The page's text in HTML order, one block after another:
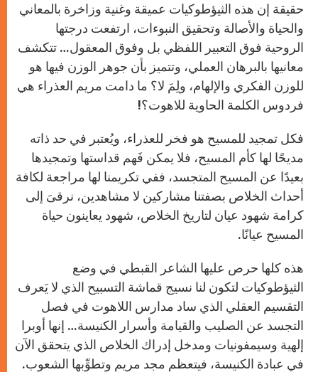
حقيقة إن هذه الثيؤطوكيات عميقة وغنية وزاخرة بالمعاني
والحياة والأصالة وتحقيق النبوءات، ارتفعت درجتها
الروحية فوق التعبير اللفظي بل وفوق المعقول… تتكشف
معانيها بالبرهان العملي، وتتميز بأن جوهر الوزن فيها هو
للوزن الفكري والإلهام، ولِمَ لا؟ ما دامت مريم العذراء هي
فردوس الكلمة الحاوية للاهوت؟!
فكل تمجيد للمسيح هو فخر للعذراء، ويُعتبر في حد ذاته
مديحًا لها كأم المسيح، فلا يمكن فَهم قداستها وتمجيدها
بعيدًا عن المسيح المتجسد، ففي تكريمنا لها مراجعة لكافة
أحداث الخلاص بصفتنا مشاركين لا مشاهدين، نرقىَ إلى
كرامة شهود عيان لتاريخ الخلاص، شهود يعاينون حياة
المسيح عيانًا.
هذه كلها حرص عليها الشاعر القبطي في وضع
الثيؤطوكيات لتكون لنا نسيج قماشة التسبيح الذي لا يَعرف
التقسيم العقلي الذي ساد مدارس اللاهوت في فصل
التجسد عن الصليب والقيامة وأسرار الكنيسة… إنها أوبرا
إلهية وسيمفونيات ومدخل إدراك الخلاص الذي يتحقق الآن
في عبادة الكنيسة، فيتعظم مجد مريم وتطوِّبها الشعوب.